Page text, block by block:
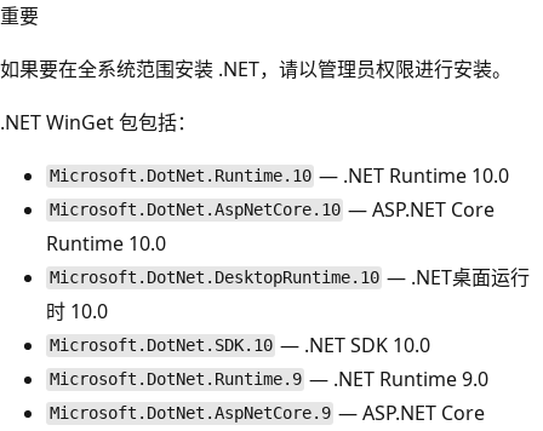
重要
如果要在全系统范围安装 .NET，请以管理员权限进行安装。
.NET WinGet 包包括：
Microsoft.DotNet.Runtime.10 — .NET Runtime 10.0
Microsoft.DotNet.AspNetCore.10 — ASP.NET Core
Runtime 10.0
Microsoft.DotNet.DesktopRuntime.10 — .NET桌面运行
时 10.0
Microsoft.DotNet.SDK.10 — .NET SDK 10.0
Microsoft.DotNet.Runtime.9 — .NET Runtime 9.0
Microsoft.DotNet.AspNetCore.9 — ASP.NET Core